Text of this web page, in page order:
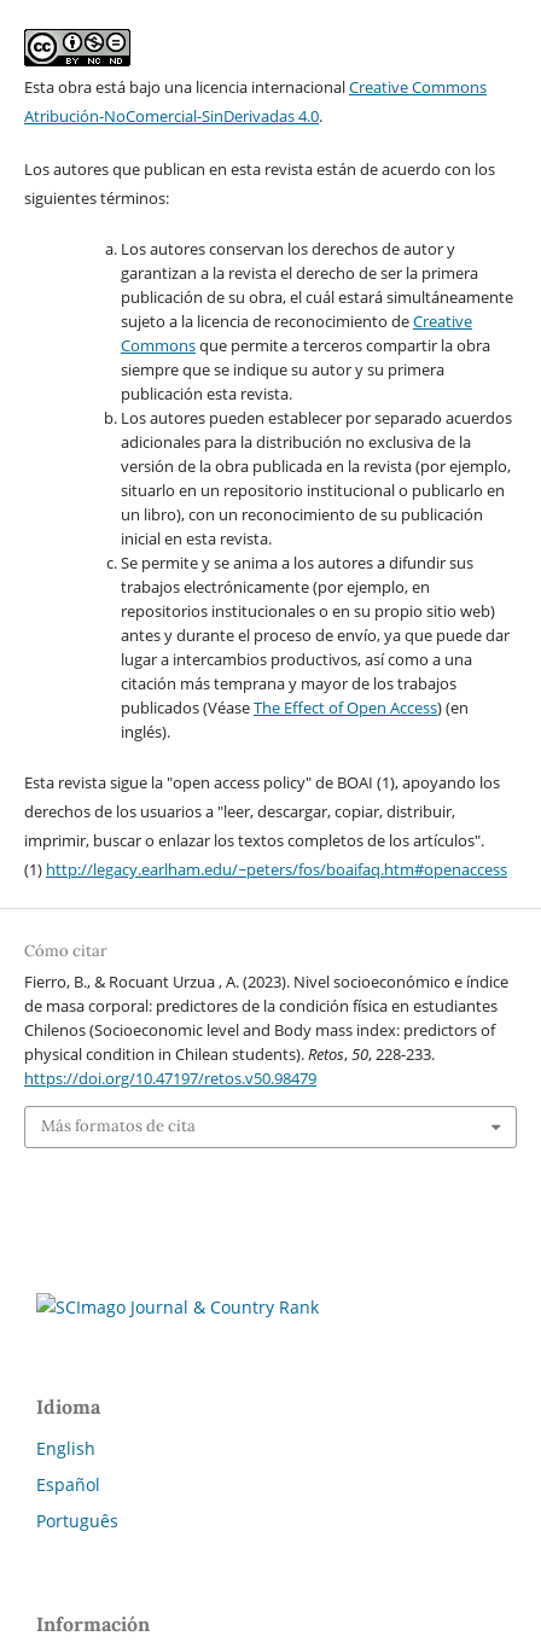
Esta obra está bajo una licencia internacionalCreative Commons
Atribución-NoComercial-SinDerivadas 4.0.
Los autores que publican en esta revista están de acuerdo con los
siguientes términos:
Los autores conservan los derechos de autor y
garantizan a la revista el derecho de ser la primera
publicación de su obra, el cuál estará simultáneamente
sujeto a la licencia de reconocimiento deCreative
Commonsque permite a terceros compartir la obra
siempre que se indique su autor y su primera
publicación esta revista.
Los autores pueden establecer por separado acuerdos
adicionales para la distribución no exclusiva de la
versión de la obra publicada en la revista (por ejemplo,
situarlo en un repositorio institucional o publicarlo en
un libro), con un reconocimiento de su publicación
inicial en esta revista.
Se permite y se anima a los autores a difundir sus
trabajos electrónicamente (por ejemplo, en
repositorios institucionales o en su propio sitio web)
antes y durante el proceso de envío, ya que puede dar
lugar a intercambios productivos, así como a una
citación más temprana y mayor de los trabajos
publicados (VéaseThe Effect of Open Access) (en
inglés).
Esta revista sigue la "open access policy" de BOAI (1), apoyando los
derechos de los usuarios a "leer, descargar, copiar, distribuir,
imprimir, buscar o enlazar los textos completos de los artículos".
(1) http://legacy.earlham.edu/~peters/fos/boaifaq.htm#openaccess
Cómo citar
Fierro, B., & Rocuant Urzua , A. (2023). Nivel socioeconómico e índice
de masa corporal: predictores de la condición física en estudiantes
Chilenos (Socioeconomic level and Body mass index: predictors of
physical condition in Chilean students).Retos,50, 228-233.
https://doi.org/10.47197/retos.v50.98479
Más formatos de cita
Idioma
English
Español
Português
Información